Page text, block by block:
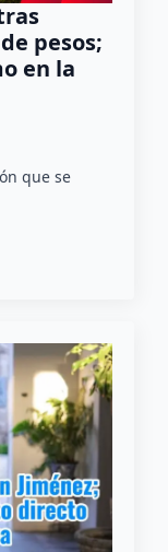
pesos;
en la
que se